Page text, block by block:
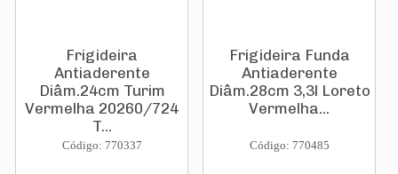
Frigideira
Antiaderente
Diâm.24cm Turim
Vermelha 20260/724
T...
Código: 770337
Frigideira Funda
Antiaderente
Diâm.28cm 3,3l Loreto
Vermelha...
Código: 770485